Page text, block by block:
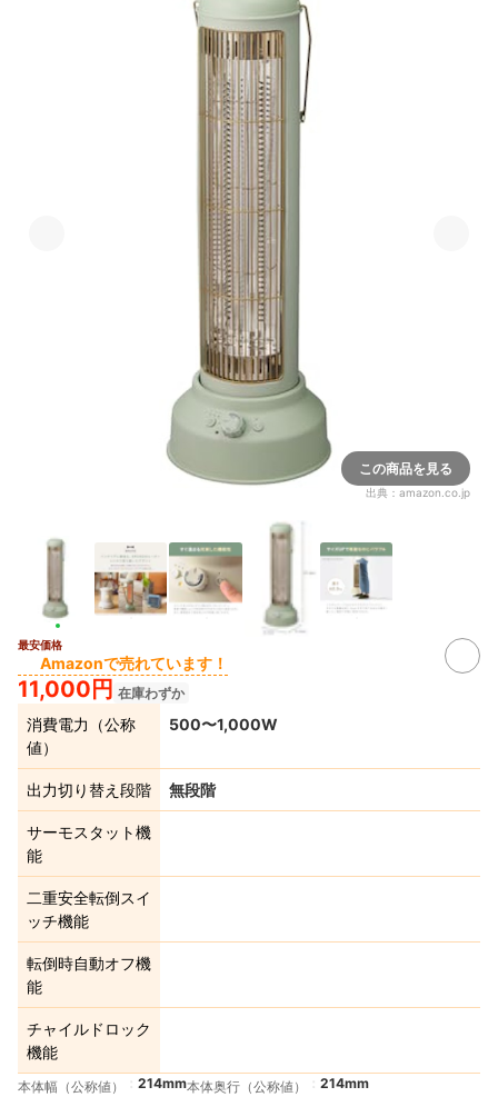
この商品を見る
出典： amazon.co.jp
最安価格
Amazonで売れています！
11,000円 在庫わずか
消費電力（公称
値）
500〜1,000W
出力切り替え段階 無段階
サーモスタット機
能
二重安全転倒スイ
ッチ機能
転倒時自動オフ機
能
チャイルドロック
機能
本体幅（公称値） 214mm本体奥行（公称値）
214mm